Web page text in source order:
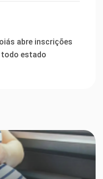
abre inscrições
estado